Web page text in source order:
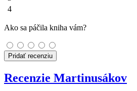
4
Ako sa páčila kniha vám?
Pridať recenziu
Recenzie Martinusákov